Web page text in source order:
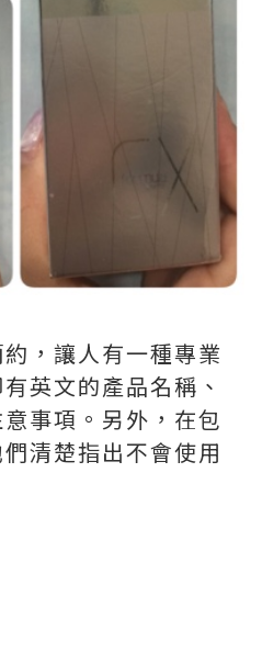
，讓人有一種專業
英文的產品名稱、
事項。另外，在包
清楚指出不會使用